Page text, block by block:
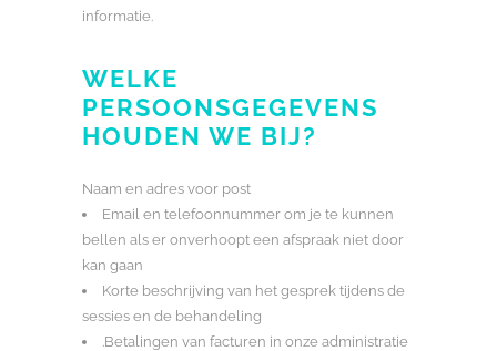
informatie.
WELKE
PERSOONSGEGEVENS
HOUDEN WE BIJ?
Naam en adres voor post
Email en telefoonnummer om je te kunnen
bellen als er onverhoopt een afspraak niet door
kan gaan
Korte beschrijving van het gesprek tijdens de
sessies en de behandeling
.Betalingen van facturen in onze administratie